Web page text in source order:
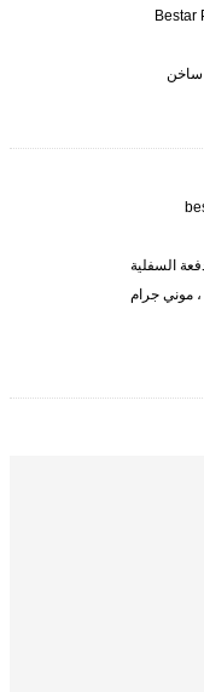
Bestar
ساخن
موني جرام